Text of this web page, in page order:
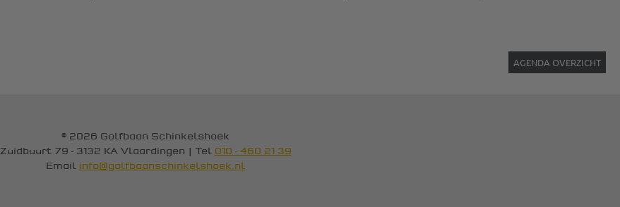
AGENDA OVERZICHT
© 2026 Golfbaan Schinkelshoek
Zuidbuurt 79 - 3132 KA Vlaardingen | Tel 010 - 460 21 39
Email info@golfbaanschinkelshoek.nl